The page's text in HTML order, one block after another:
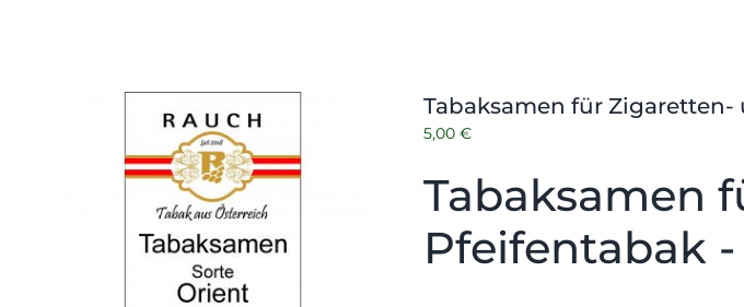
Tabaksamen für
5,00 €
Tabaksamen
Pfeifentabak